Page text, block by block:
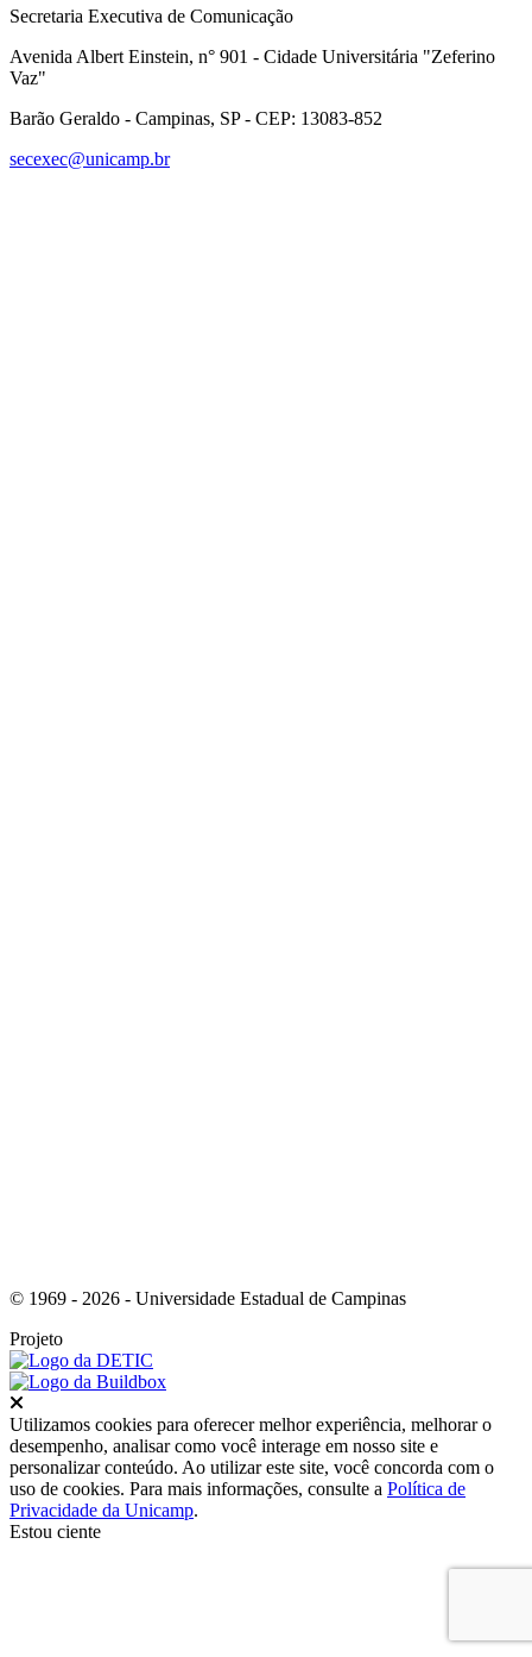
Secretaria Executiva de Comunicação
Avenida Albert Einstein, n° 901 - Cidade Universitária "Zeferino
Vaz"
Barão Geraldo - Campinas, SP - CEP: 13083-852
secexec@unicamp.br
© 1969 - 2026 - Universidade Estadual de Campinas
Projeto
Utilizamos cookies para oferecer melhor experiência, melhorar o
desempenho, analisar como você interage em nosso site e
personalizar conteúdo. Ao utilizar este site, você concorda com o
uso de cookies. Para mais informações, consulte a Política de
Privacidade da Unicamp.
Estou ciente